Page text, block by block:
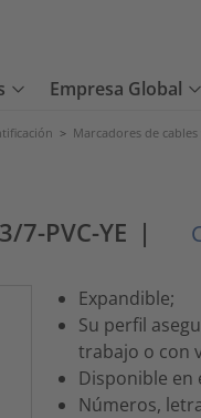
Empresa Global
> Marcadores de
7-PVC-YE |
Expandible;
Su perfil
trabajo o con
Disponible en
Números,